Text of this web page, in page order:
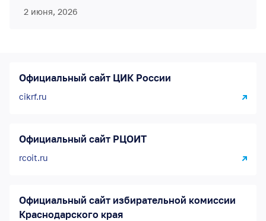
2 июня, 2026
Официальный сайт ЦИК России
cikrf.ru
Официальный сайт РЦОИТ
rcoit.ru
Официальный сайт избирательной комиссии
Краснодарского края